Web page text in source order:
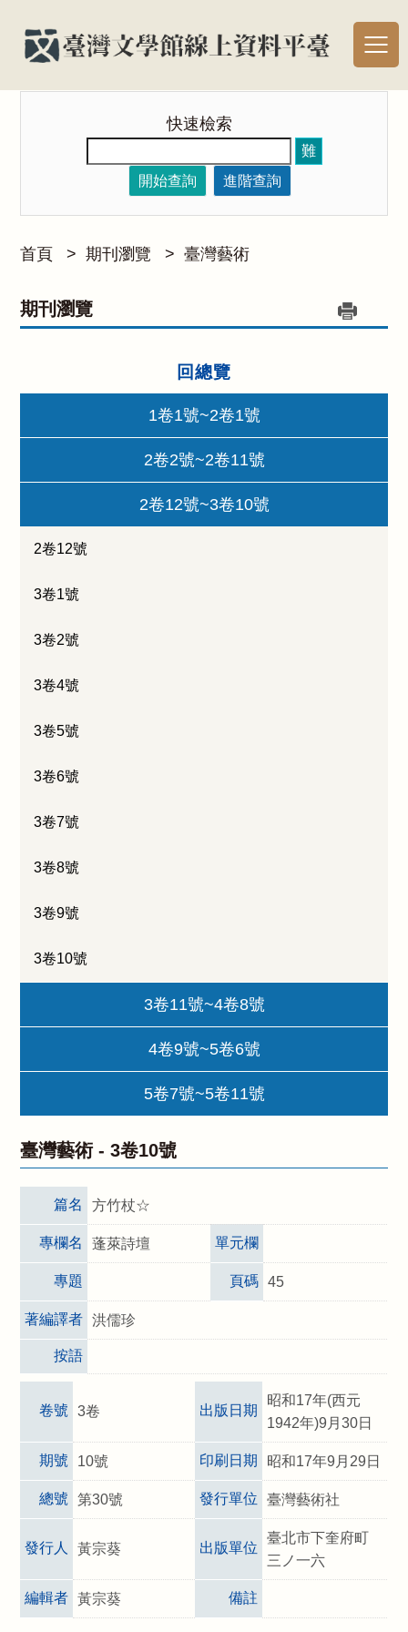
快速檢索
難
開始查詢
進階查詢
首頁 > 期刊瀏覽 > 臺灣藝術
期刊瀏覽
回總覽
1卷1號~2卷1號
2卷2號~2卷11號
2卷12號~3卷10號
2卷12號
3卷1號
3卷2號
3卷4號
3卷5號
3卷6號
3卷7號
3卷8號
3卷9號
3卷10號
3卷11號~4卷8號
4卷9號~5卷6號
5卷7號~5卷11號
臺灣藝術 -3卷10號
篇名 方竹杖☆
專欄名 蓬萊詩壇 單元欄
專題 頁碼 45
著編譯者 洪儒珍
按語
卷號 3卷 出版日期
昭和17年(西元
1942年)9月30日
期號 10號 印刷日期 昭和17年9月29日
總號 第30號 發行單位 臺灣藝術社
發行人 黃宗葵 出版單位
臺北市下奎府町
三ノ一六
編輯者 黃宗葵 備註